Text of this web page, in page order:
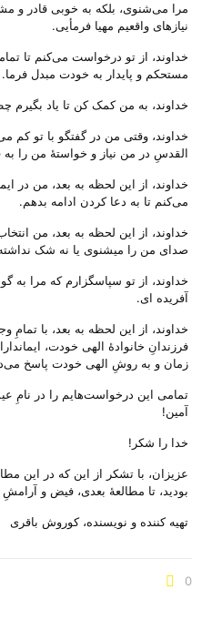
مرا می‌‌شنوی، بلکه به خوبی قادر و
نیاز‌های واقعیم مهیا فرمأیی.
خداوند، از تو درخواست می‌‌کنم تا
مستحکم و پایدار به خودت مبدل فرما.
خداوند، به من کمک کن تا یاد بگیرم
خداوند، وقتی من در گفتگو با تو کم
القدسِ در من نیاز و خواستهٔ من را
خداوند، از این لحظه به بعد، من در
می‌‌کنم تا به دعا کردن ادامه بدهم.
خداوند، از این لحظه به بعد، من
صدای من را میشنوی یا نه شک
خداوند، از تو سپاسگزارم که مرا به
آفریده ای.
خداوند، از این لحظه به بعد، با تمامِ
فرزندانِ خانوادهٔ الهی خودت،
زمان و به روشِ الهی خودت پاسخ
تمامی این درخواست‌هایم را در نامِ
آمین!
خدا را شکر!
عزیزان، با تشکر از این که در این
بودید، تا مطالعهٔ بعدی، فیض و
تهیه کننده و نویسنده، کوروش باقری
0